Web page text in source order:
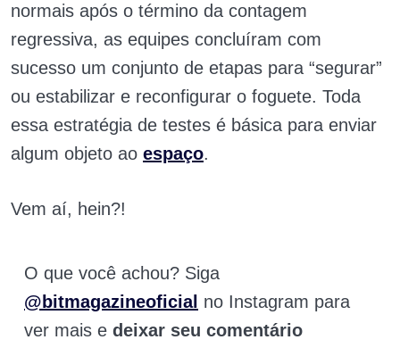
normais após o término da contagem
regressiva, as equipes concluíram com
sucesso um conjunto de etapas para “segurar”
ou estabilizar e reconfigurar o foguete. Toda
essa estratégia de testes é básica para enviar
algum objeto ao espaço.
Vem aí, hein?!
O que você achou? Siga
@bitmagazineoficial no Instagram para
ver mais e deixar seu comentário